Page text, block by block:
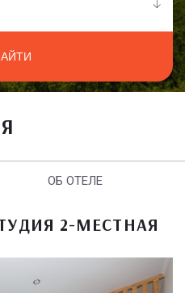
ОБ ОТЕЛЕ
2-МЕСТНАЯ